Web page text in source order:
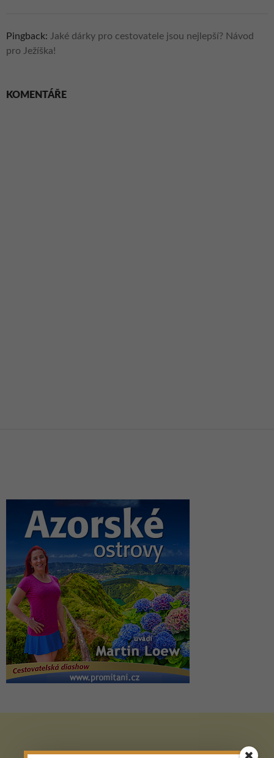
Pingback: Jaké dárky pro cestovatele jsou nejlepší? Návod
pro Ježíška!
KOMENTÁŘE